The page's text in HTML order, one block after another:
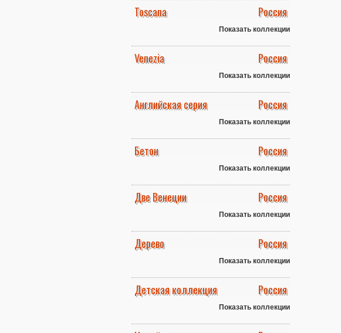
Toscana Россия
Показать коллекции
Venezia Россия
Показать коллекции
Английская серия Россия
Показать коллекции
Бетон Россия
Показать коллекции
Две Венеции Россия
Показать коллекции
Дерево Россия
Показать коллекции
Детская коллекция Россия
Показать коллекции